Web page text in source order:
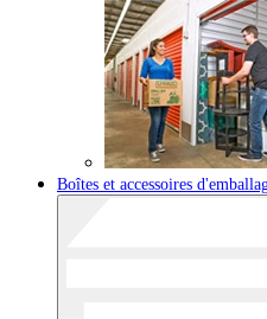
Boîtes et accessoires